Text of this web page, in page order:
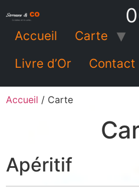
Accueil Carte
Livre d’Or
Contact
Accueil / Carte
Apéritif